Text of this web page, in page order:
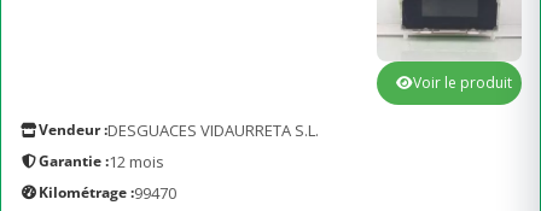
Vendeur :DESGUACES VIDAURRETA S.L.
Garantie :12 mois
Kilométrage :99470
Voir le produit